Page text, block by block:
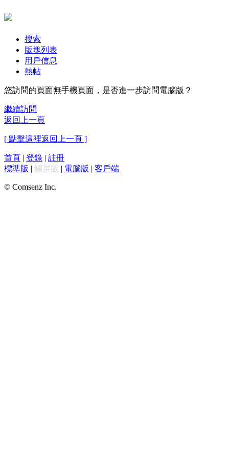
搜索
版塊列表
用戶信息
熱帖
您訪問的頁面無手機頁面，是否進一步訪問電腦版？
繼續訪問
返回上一頁
[ 點擊這裡返回上一頁 ]
首頁 | 登錄 | 註冊
標準版 | 觸屏版 | 電腦版 | 客戶端
© Comsenz Inc.